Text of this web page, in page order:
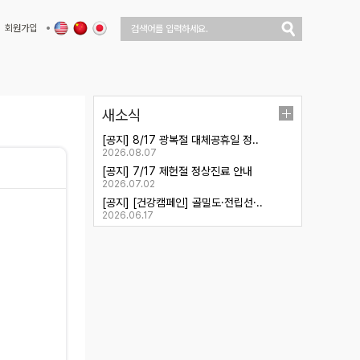
회원가입
새소식
[공지] 8/17 광복절 대체공휴일 정..
2026.08.07
[공지] 7/17 제헌절 정상진료 안내
2026.07.02
[공지] [건강캠페인] 골밀도·전립선·..
2026.06.17